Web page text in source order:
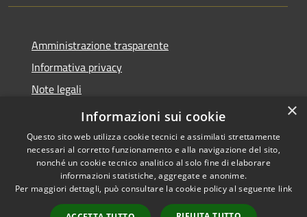
Amministrazione trasparente
Informativa privacy
Note legali
Dichiarazione di accessibilità
Accessibilità
Copyright © 2026 • Comune di
Ploaghe • Powered by
Municipium• Accesso
×
Informazioni sui cookie
Questo sito web utilizza cookie tecnici e assimilati strettamente
necessari al corretto funzionamento e alla navigazione del sito,
nonché un cookie tecnico analitico al solo fine di elaborare
informazioni statistiche, aggregate e anonime.
Per maggiori dettagli, può consultare la cookie policy al seguente link